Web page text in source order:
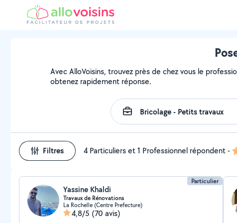
Avec AlloVoisins, trouvez près de chez vous le
obtenez rapidement réponse.
Filtres 4 Particuliers et 1 Professionnel répondent-
Particulier
Yassine Khaldi
Travaux de Rénovations
La Rochelle (Centre Prefecture)
4,8/5 (70 avis)